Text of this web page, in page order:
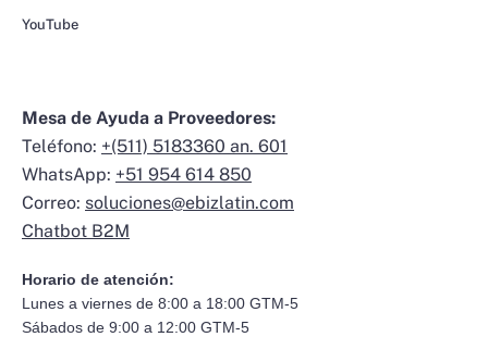
YouTube
Mesa de Ayuda a Proveedores:
Teléfono: +(511) 5183360 an. 601
WhatsApp: +51 954 614 850
Correo: soluciones@ebizlatin.com
Chatbot B2M
Horario de atención:
Lunes a viernes de 8:00 a 18:00 GTM-5
Sábados de 9:00 a 12:00 GTM-5